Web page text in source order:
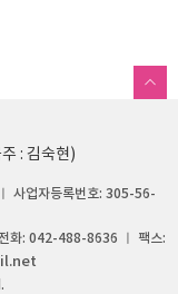
: 김숙현)
사업자등록번호: 305-56-
화: 042-488-8636 ㅣ 팩스: